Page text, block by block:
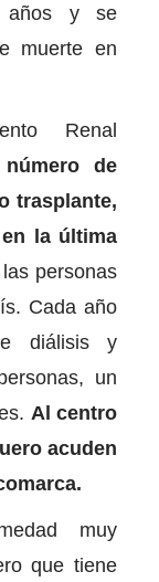
años y se
muerte en
Renal
de
trasplante,
la última
personas
Cada año
diálisis y
un
Al centro
acuden
muy
que tiene